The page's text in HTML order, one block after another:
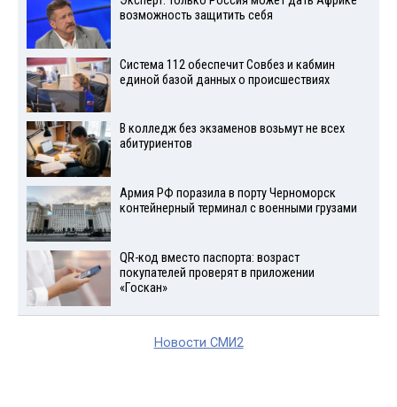
возможность защитить себя
Система 112 обеспечит Совбез и кабмин
единой базой данных о происшествиях
В колледж без экзаменов возьмут не всех
абитуриентов
Армия РФ поразила в порту Черноморск
контейнерный терминал с военными грузами
QR-код вместо паспорта: возраст
покупателей проверят в приложении
«Госкан»
Новости СМИ2